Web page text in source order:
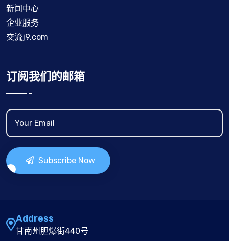
新闻中心
企业服务
交流j9.com
订阅我们的邮箱
Subscribe Now
Address
甘南州胆爆街440号